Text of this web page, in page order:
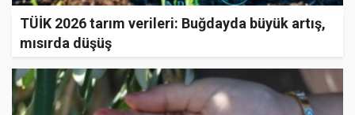
TÜİK 2026 tarım verileri: Buğdayda büyük artış,
mısırda düşüş